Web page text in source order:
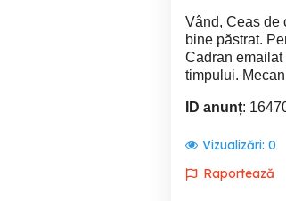
Vând, Ceas de
bine păstrat.
Cadran
timpului.
ID anunț:
Vizualizări: 0
Raportează